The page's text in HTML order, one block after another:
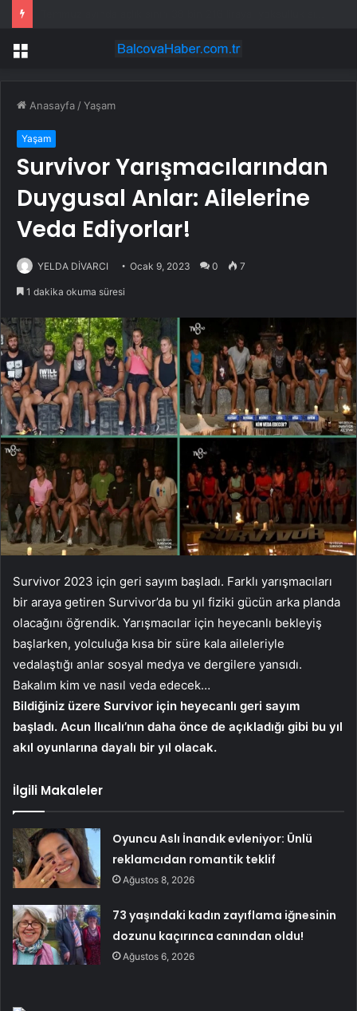
Menü
Anasayfa /Yaşam
Yaşam
Survivor Yarışmacılarından
Duygusal Anlar: Ailelerine
Veda Ediyorlar!
YELDA DİVARCI Ocak 9, 2023 0 7
1 dakika okuma süresi
Survivor 2023 için geri sayım başladı. Farklı yarışmacıları
bir araya getiren Survivor’da bu yıl fiziki gücün arka planda
olacağını öğrendik. Yarışmacılar için heyecanlı bekleyiş
başlarken, yolculuğa kısa bir süre kala aileleriyle
vedalaştığı anlar sosyal medya ve dergilere yansıdı.
Bakalım kim ve nasıl veda edecek…
Bildiğiniz üzere Survivor için heyecanlı geri sayım
başladı. Acun Ilıcalı’nın daha önce de açıkladığı gibi bu yıl
akıl oyunlarına dayalı bir yıl olacak.
İlgili Makaleler
Oyuncu Aslı İnandık evleniyor: Ünlü
reklamcıdan romantik teklif
Ağustos 8, 2026
73 yaşındaki kadın zayıflama iğnesinin
dozunu kaçırınca canından oldu!
Ağustos 6, 2026